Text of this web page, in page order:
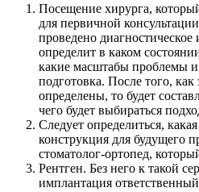
Посещение хирурга,
для первичной
проведено диагностическое
определит в каком
какие масштабы проблемы и
подготовка. После того,
определены, то будет
чего будет выбираться
Следует определиться,
конструкция для будущего
стоматолог-ортопед,
Рентген. Без него к такой
имплантация